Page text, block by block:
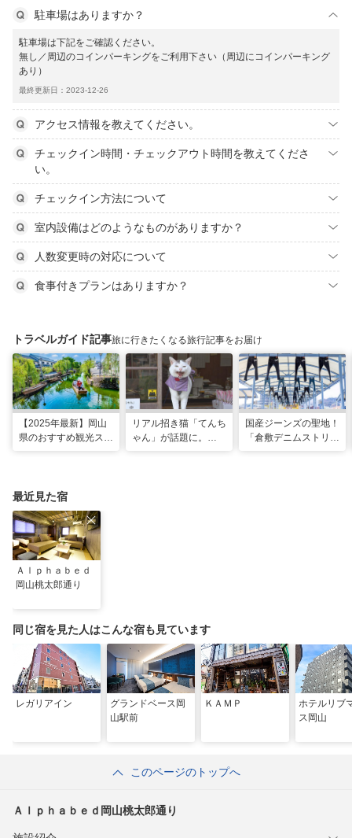
駐車場はありますか？
駐車場は下記をご確認ください。
無し／周辺のコインパーキングをご利用下さい（周辺にコインパーキング
あり）
最終更新日：2023-12-26
アクセス情報を教えてください。
チェックイン時間・チェックアウト時間を教えてくださ
い。
チェックイン方法について
室内設備はどのようなものがありますか？
人数変更時の対応について
食事付きプランはありますか？
トラベルガイド記事旅に行きたくなる旅行記事をお届け
【2025年最新】岡山
県のおすすめ観光スポ
リアル招き猫「てんち
ゃん」が話題に。
国産ジーンズの聖地！
「倉敷デニムストリー
最近見た宿
Ａｌｐｈａｂｅｄ
岡山桃太郎通り
同じ宿を見た人はこんな宿も見ています
レガリアイン
グランドベース岡
山駅前
ＫＡＭＰ
ホテルリブ
ス岡山
このページのトップへ
Ａｌｐｈａｂｅｄ岡山桃太郎通り